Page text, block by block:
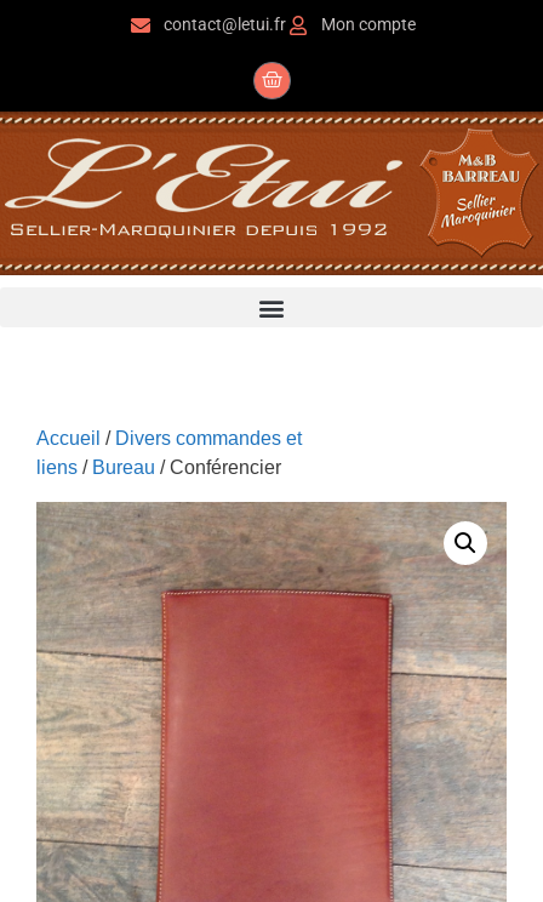
contact@letui.fr Mon compte
Accueil / Divers commandes et
liens / Bureau / Conférencier